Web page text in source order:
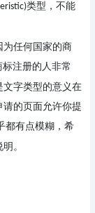
类型，不能
为任何国家的商
注册的人非常
文字类型的意义在
的页面允许你提
都有点模糊，希
。